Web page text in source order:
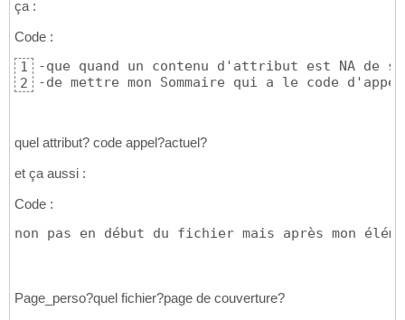
20
21
23
24
25
28
30
32
34
<xsl:value-of
select "'0pt'"
</xsl:when
</xsl:choose
<xsl:call-template
</xsl:if >
<xsl:apply-templates />
ça :
Code :
1
2
-que quand un contenu d'attribut est NA
-de mettre mon Sommaire qui a le code
quel attribut? code appel?actuel?
et ça aussi :
Code :
non pas en début du fichier mais après mon
Page_perso?quel fichier?page de couverture?